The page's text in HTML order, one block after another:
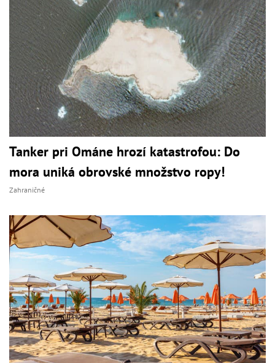
Tanker pri Ománe hrozí katastrofou: Do
mora uniká obrovské množstvo ropy!
Zahraničné